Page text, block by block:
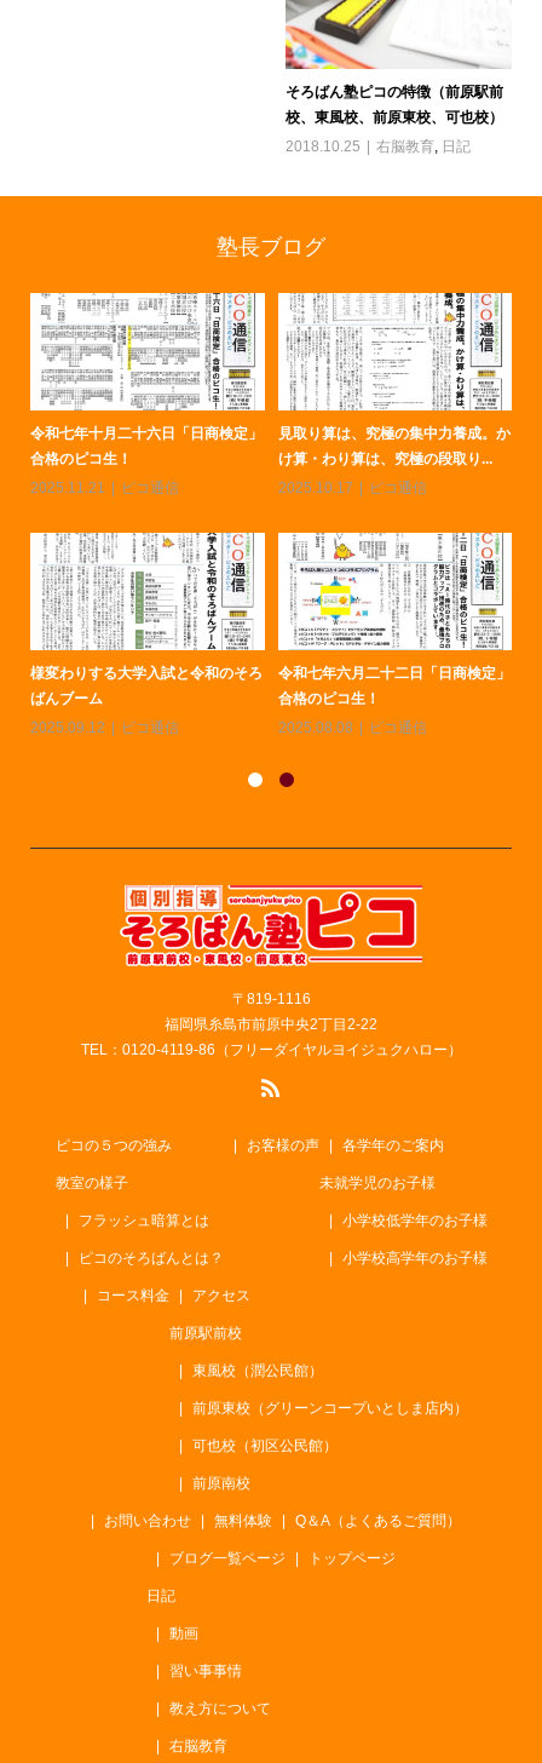
そろばん塾ピコの特徴（前原駅前
校、東風校、前原東校、可也校）
2018.10.25
右脳教育, 日記
塾長ブログ
令和七年十月二十六日「日商検定」
合格のピコ生！
2025.11.21
ピコ通信
見取り算は、究極の集中力養成。か
け算・わり算は、究極の段取り...
2025.10.17
ピコ通信
様変わりする大学入試と令和のそろ
ばんブーム
2025.09.12
ピコ通信
令和七年六月二十二日「日商検定」
合格のピコ生！
2025.08.08
ピコ通信
〒819-1116
福岡県糸島市前原中央2丁目2-22
TEL：0120-4119-86（フリーダイヤルヨイジュクハロー）
ピコの５つの強み
教室の様子
フラッシュ暗算とは
ピコのそろばんとは？
お客様の声 各学年のご案内
未就学児のお子様
小学校低学年のお子様
小学校高学年のお子様
コース料金 アクセス
前原駅前校
東風校（潤公民館）
前原東校（グリーンコープいとしま店内）
可也校（初区公民館）
前原南校
お問い合わせ 無料体験 Q＆A（よくあるご質問）
ブログ一覧ページ
日記
動画
習い事事情
教え方について
右脳教育
トップページ